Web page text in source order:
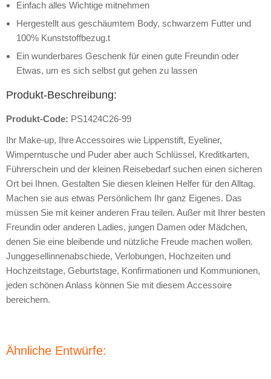
Einfach alles Wichtige mitnehmen
Hergestellt aus geschäumtem Body, schwarzem Futter und
100% Kunststoffbezug.t
Ein wunderbares Geschenk für einen gute Freundin oder
Etwas, um es sich selbst gut gehen zu lassen
Produkt-Beschreibung:
Produkt-Code: PS1424C26-99
Ihr Make-up, Ihre Accessoires wie Lippenstift, Eyeliner,
Wimperntusche und Puder aber auch Schlüssel, Kreditkarten,
Führerschein und der kleinen Reisebedarf suchen einen sicheren
Ort bei Ihnen. Gestalten Sie diesen kleinen Helfer für den Alltag.
Machen sie aus etwas Persönlichem Ihr ganz Eigenes. Das
müssen Sie mit keiner anderen Frau teilen. Außer mit Ihrer besten
Freundin oder anderen Ladies, jungen Damen oder Mädchen,
denen Sie eine bleibende und nützliche Freude machen wollen.
Junggesellinnenabschiede, Verlobungen, Hochzeiten und
Hochzeitstage, Geburtstage, Konfirmationen und Kommunionen,
jeden schönen Anlass können Sie mit diesem Accessoire
bereichern.
Ähnliche Entwürfe: